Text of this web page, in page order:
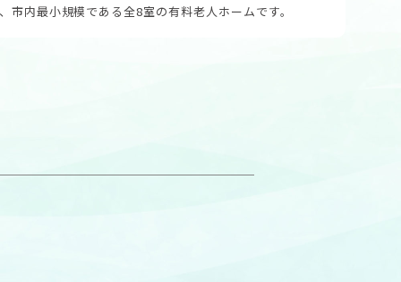
市内最小規模である全8室の有料老人ホームです。